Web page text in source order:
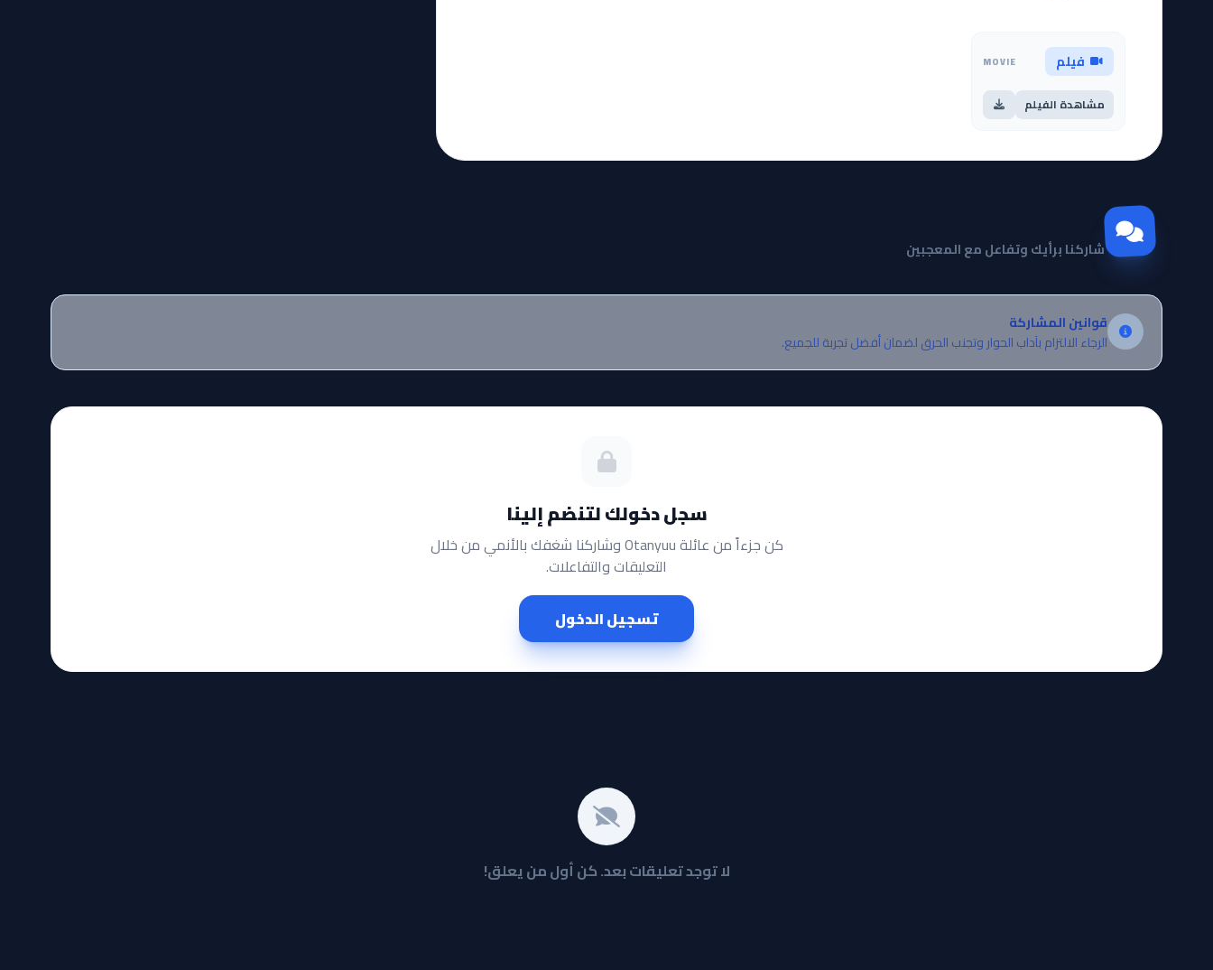
فيلم MOVIE
مشاهدة الفيلم
مجتمع Otanyuu
شاركنا برأيك وتفاعل مع المعجبين
قوانين المشاركة
الرجاء الالتزام بآداب الحوار وتجنب الحرق لضمان أفضل تجربة للجميع.
سجل دخولك لتنضم إلينا
كن جزءاً من عائلة Otanyuu وشاركنا شغفك بالأنمي من خلال
التعليقات والتفاعلات.
تسجيل الدخول
لا توجد تعليقات بعد. كن أول من يعلق!